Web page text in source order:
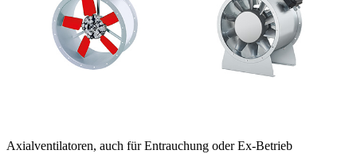
Axialventilatoren, auch für Entrauchung oder Ex-Betrieb